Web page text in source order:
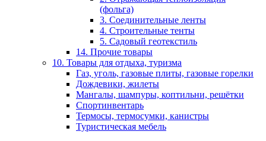
(фольга)
3. Соединительные ленты
4. Строительные тенты
5. Садовый геотекстиль
14. Прочие товары
10. Товары для отдыха, туризма
Газ, уголь, газовые плиты, газовые горелки
Дождевики, жилеты
Мангалы, шампуры, коптильни, решётки
Спортинвентарь
Термосы, термосумки, канистры
Туристическая мебель